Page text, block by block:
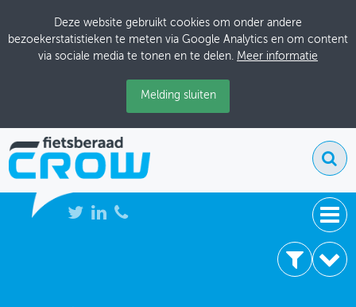
Deze website gebruikt cookies om onder andere
bezoekerstatistieken te meten via Google Analytics en om content
via sociale media te tonen en te delen. Meer informatie
Melding sluiten